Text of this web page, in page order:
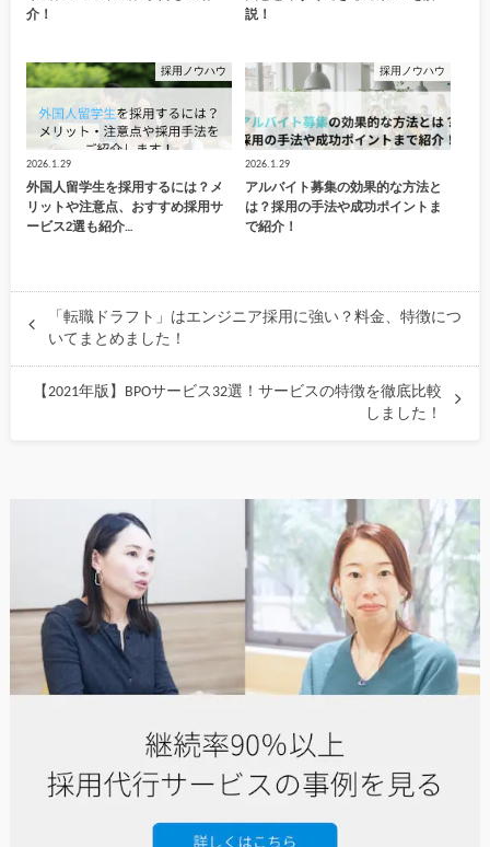
介！
説！
採用ノウハウ
2026.1.29
外国人留学生を採用するには？メ
リットや注意点、おすすめ採用サ
ービス2選も紹介…
採用ノウハウ
2026.1.29
アルバイト募集の効果的な方法と
は？採用の手法や成功ポイントま
で紹介！
「転職ドラフト」はエンジニア採用に強い？料金、特徴につ
いてまとめました！
【2021年版】BPOサービス32選！サービスの特徴を徹底比較
しました！